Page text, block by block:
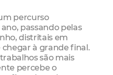
percurso
passando pelas
distritais em
à grande final.
são mais
percebe o